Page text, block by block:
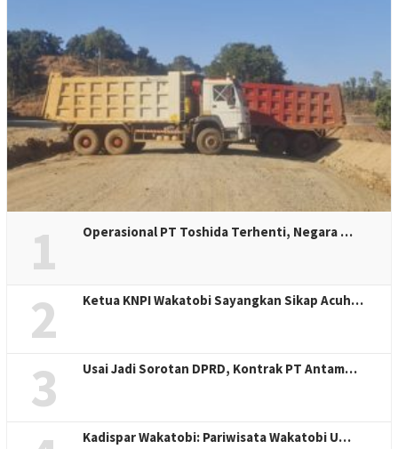
1 Operasional PT Toshida Terhenti, Negara …
2 Ketua KNPI Wakatobi Sayangkan Sikap Acuh…
3 Usai Jadi Sorotan DPRD, Kontrak PT Antam…
Kadispar Wakatobi: Pariwisata Wakatobi U…